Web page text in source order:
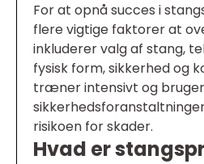
For at opnå succes i
flere vigtige faktorer at
inkluderer valg af stang,
fysisk form, sikkerhed og
træner intensivt og
risikoen for skader.
Hvad er